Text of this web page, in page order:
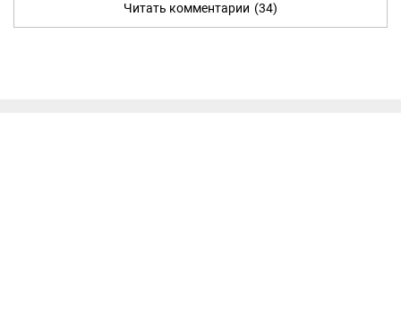
Читать комментарии (34)